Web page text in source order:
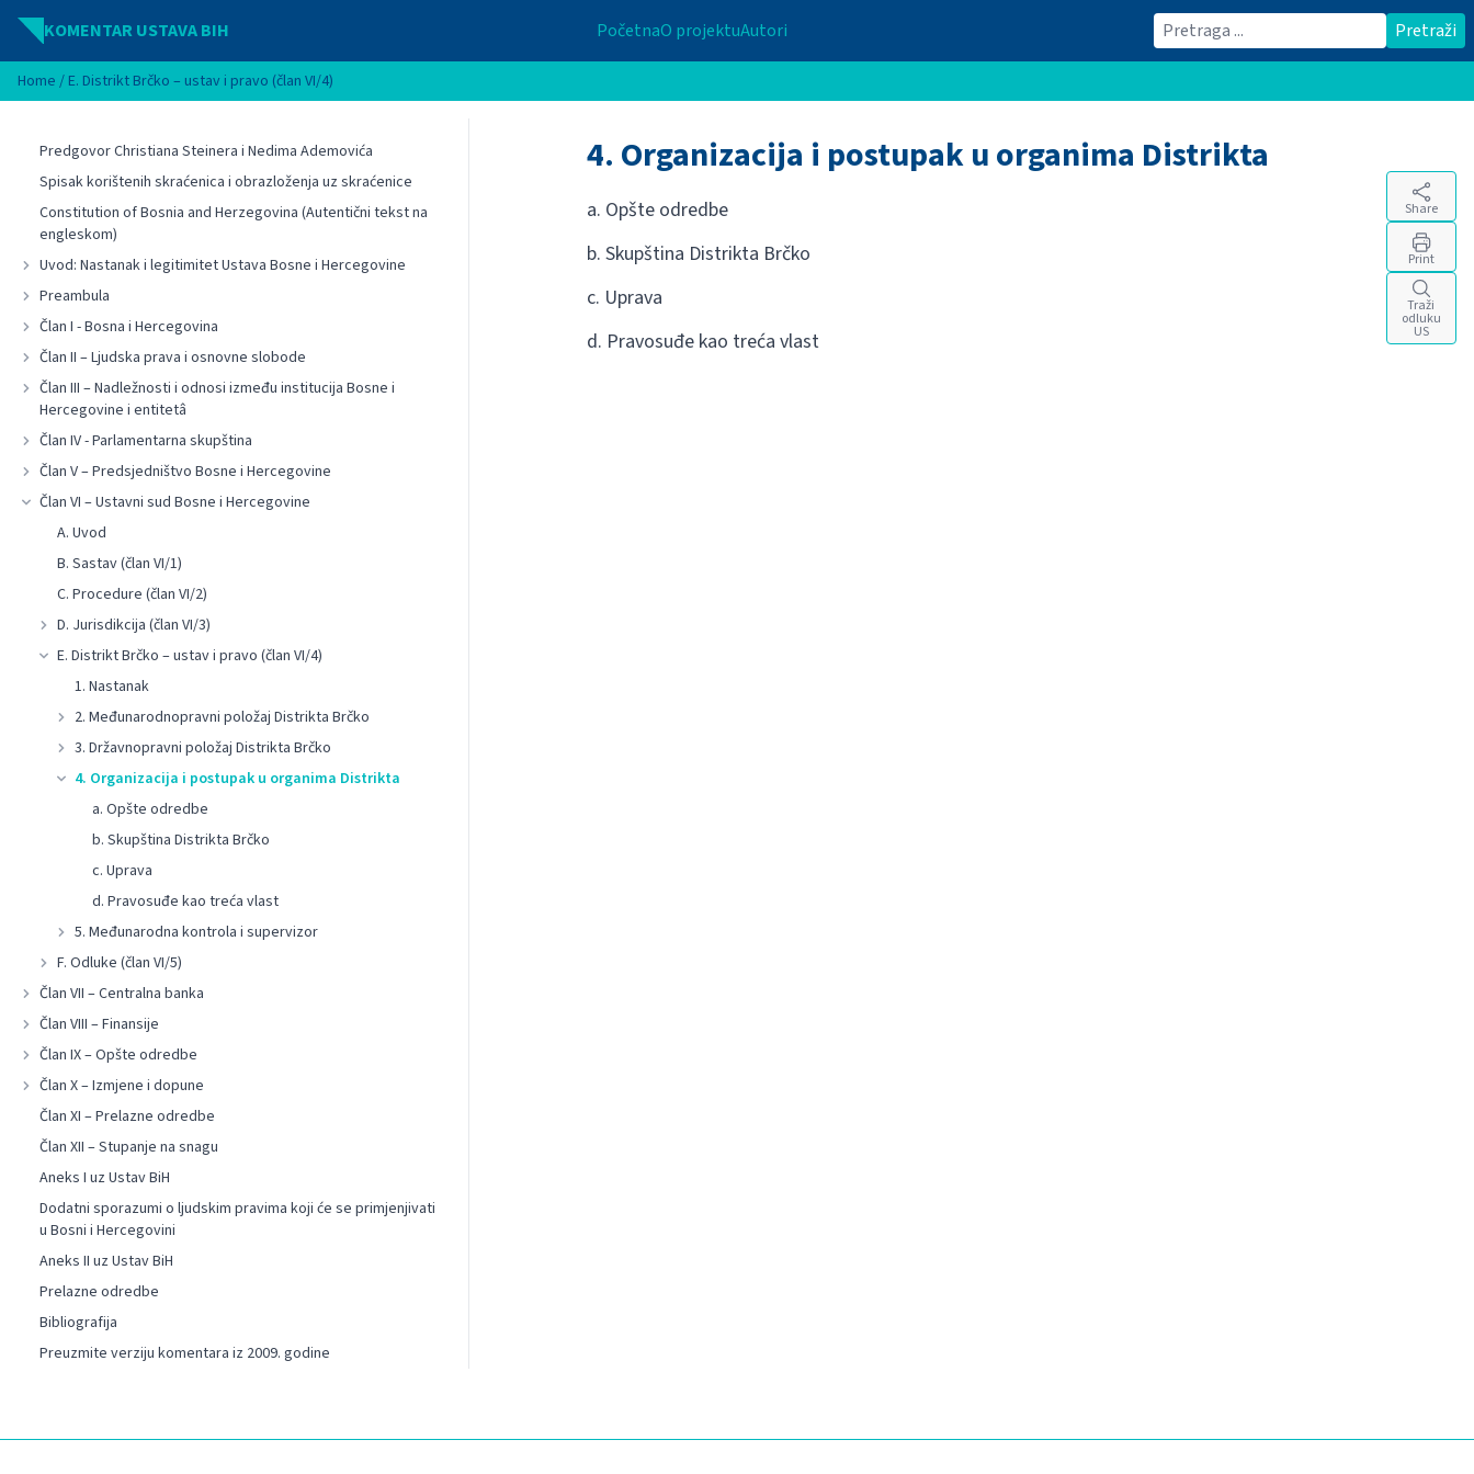
Idi na sadržaj
KOMENTAR USTAVA BIH PočetnaO projektuAutori Traži Pretraži
Home / E. Distrikt Brčko – ustav i pravo (član VI/4)
Predgovor Christiana Steinera i Nedima Ademovića
Spisak korištenih skraćenica i obrazloženja uz skraćenice
Constitution of Bosnia and Herzegovina (Autentični tekst na
engleskom)
Uvod: Nastanak i legitimitet Ustava Bosne i Hercegovine
Preambula
Član I - Bosna i Hercegovina
Član II – Ljudska prava i osnovne slobode
Član III – Nadležnosti i odnosi između institucija Bosne i
Hercegovine i entitetâ
Član IV - Parlamentarna skupština
Član V – Predsjedništvo Bosne i Hercegovine
Član VI – Ustavni sud Bosne i Hercegovine
A. Uvod
B. Sastav (član VI/1)
C. Procedure (član VI/2)
D. Jurisdikcija (član VI/3)
E. Distrikt Brčko – ustav i pravo (član VI/4)
1. Nastanak
2. Međunarodnopravni položaj Distrikta Brčko
3. Državnopravni položaj Distrikta Brčko
4. Organizacija i postupak u organima Distrikta
a. Opšte odredbe
b. Skupština Distrikta Brčko
c. Uprava
d. Pravosuđe kao treća vlast
5. Međunarodna kontrola i supervizor
F. Odluke (član VI/5)
Član VII – Centralna banka
Član VIII – Finansije
Član IX – Opšte odredbe
Član X – Izmjene i dopune
Član XI – Prelazne odredbe
Član XII – Stupanje na snagu
Aneks I uz Ustav BiH
Dodatni sporazumi o ljudskim pravima koji će se primjenjivati
u Bosni i Hercegovini
Aneks II uz Ustav BiH
Prelazne odredbe
Bibliografija
Preuzmite verziju komentara iz 2009. godine
4. Organizacija i postupak u organima Distrikta
a. Opšte odredbe
b. Skupština Distrikta Brčko
c. Uprava
d. Pravosuđe kao treća vlast
Share
Print
Traži
odluku
US